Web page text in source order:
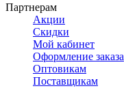
Партнерам
Акции
Скидки
Мой кабинет
Оформление заказа
Оптовикам
Поставщикам